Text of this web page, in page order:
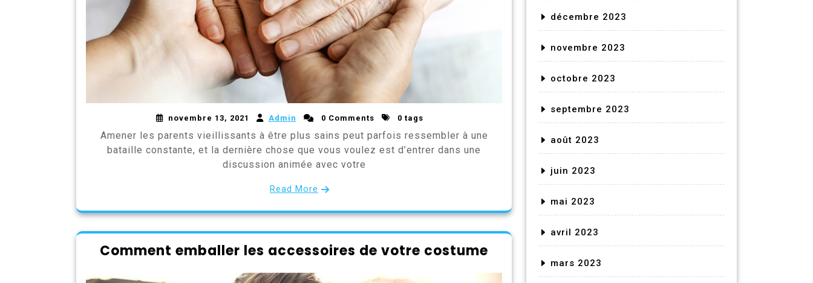
novembre 13, 2021 Admin 0 Comments 0 tags
Amener les parents vieillissants à être plus sains peut parfois ressembler à une
bataille constante, et la dernière chose que vous voulez est d’entrer dans une
discussion animée avec votre
Read More
Comment emballer les accessoires de votre costume
décembre 2023
novembre 2023
octobre 2023
septembre 2023
août 2023
juin 2023
mai 2023
avril 2023
mars 2023